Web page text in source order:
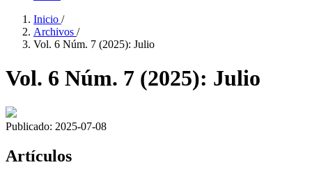
Inicio /
Archivos /
Vol. 6 Núm. 7 (2025): Julio
Vol. 6 Núm. 7 (2025): Julio
Publicado: 2025-07-08
Artículos